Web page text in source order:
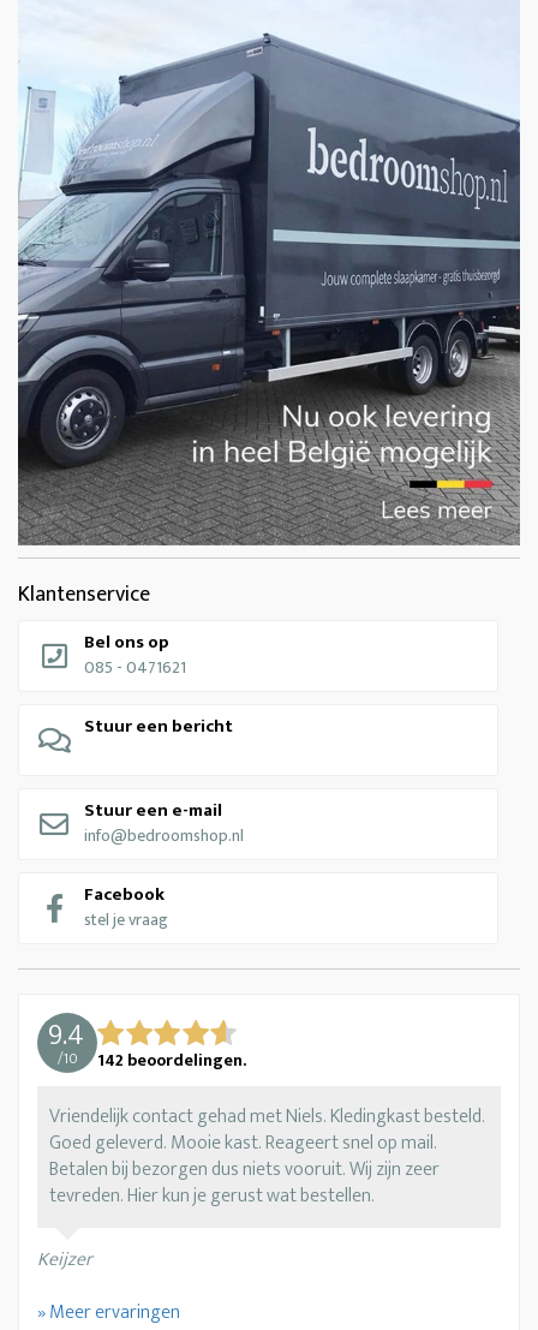
Klantenservice
Bel ons op
085 - 0471621
Stuur een bericht
Stuur een e-mail
info@bedroomshop.nl
Facebook
stel je vraag
9.4
/10 142 beoordelingen.
Vriendelijk contact gehad met Niels. Kledingkast besteld.
Goed geleverd. Mooie kast. Reageert snel op mail.
Betalen bij bezorgen dus niets vooruit. Wij zijn zeer
tevreden. Hier kun je gerust wat bestellen.
Keijzer
» Meer ervaringen